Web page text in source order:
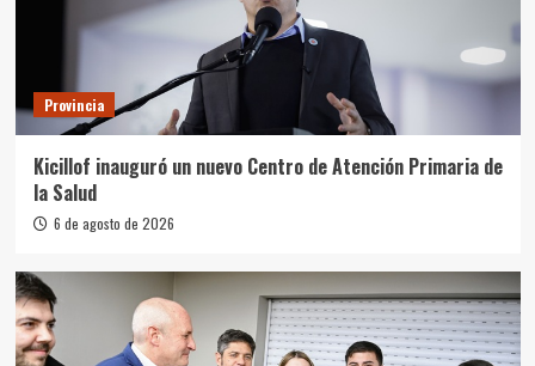
Provincia
Kicillof inauguró un nuevo Centro de Atención Primaria de
la Salud
6 de agosto de 2026